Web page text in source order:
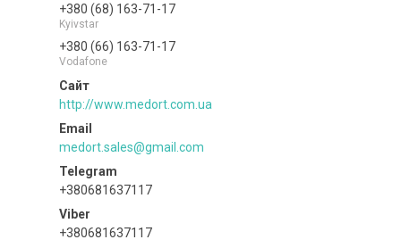
+380 (68) 163-71-17
Kyivstar
+380 (66) 163-71-17
Vodafone
http://www.medort.com.ua
medort.sales@gmail.com
+380681637117
+380681637117